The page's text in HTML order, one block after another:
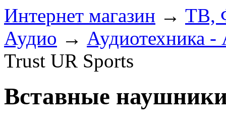
Интернет магазин → ТВ,
Аудио → Аудиотехника
Trust UR Sports
Вставные